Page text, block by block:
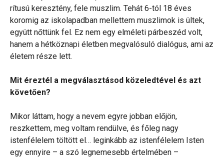
rítusú keresztény, fele muszlim. Tehát 6-tól 18 éves
koromig az iskolapadban mellettem muszlimok is ültek,
együtt nőttünk fel. Ez nem egy elméleti párbeszéd volt,
hanem a hétköznapi életben megvalósuló dialógus, ami az
életem része lett.
Mit éreztél a megválasztásod közeledtével és azt
követően?
Mikor láttam, hogy a nevem egyre jobban előjön,
reszkettem, meg voltam rendülve, és főleg nagy
istenfélelem töltött el… leginkább az istenfélelem Isten
egy ennyire – a szó legnemesebb értelmében –